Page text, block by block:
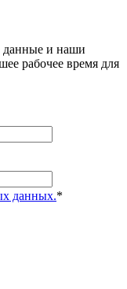
данные и наши
рабочее время для
данных.*